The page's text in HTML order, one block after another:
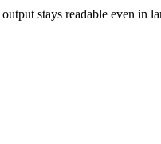
stays readable even in